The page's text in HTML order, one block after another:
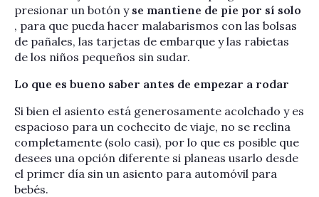
presionar un botón y se mantiene de pie por sí solo
, para que pueda hacer malabarismos con las bolsas
de pañales, las tarjetas de embarque y las rabietas
de los niños pequeños sin sudar.
Lo que es bueno saber antes de empezar a rodar
Si bien el asiento está generosamente acolchado y es
espacioso para un cochecito de viaje, no se reclina
completamente (solo casi), por lo que es posible que
desees una opción diferente si planeas usarlo desde
el primer día sin un asiento para automóvil para
bebés.